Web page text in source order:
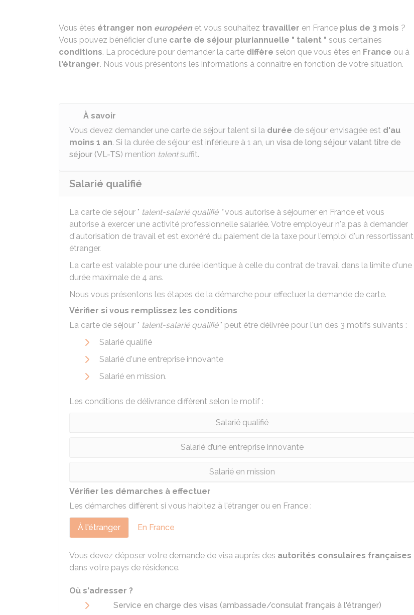
Vous êtes étranger non européenet vous souhaitez travailler en France plus de 3 mois ?
Vous pouvez bénéficier d'une carte de séjour pluriannuelle " talent " sous certaines
conditions. La procédure pour demander la carte diffère selon que vous êtes en France ou à
l'étranger. Nous vous présentons les informations à connaître en fonction de votre situation.
À savoir
Vous devez demander une carte de séjour talent si la durée de séjour envisagée est d'au
moins 1 an. Si la durée de séjour est inférieure à 1 an, un visa de long séjour valant titre de
séjour (VL-TS) mention talentsuffit.
Salarié qualifié
La carte de séjour " talent-salarié qualifié "vous autorise à séjourner en France et vous
autorise à exercer une activité professionnelle salariée. Votre employeur n'a pas à demander
d'autorisation de travail et est exonéré du paiement de la taxe pour l'emploi d'un ressortissant
étranger.
La carte est valable pour une durée identique à celle du contrat de travail dans la limite d'une
durée maximale de 4 ans.
Nous vous présentons les étapes de la démarche pour effectuer la demande de carte.
Vérifier si vous remplissez les conditions
La carte de séjour " talent-salarié qualifié " peut être délivrée pour l'un des 3 motifs suivants :
Salarié qualifié
Salarié d'une entreprise innovante
Salarié en mission.
Les conditions de délivrance diffèrent selon le motif :
Salarié qualifié
Salarié d’une entreprise innovante
Salarié en mission
Vérifier les démarches à effectuer
Les démarches diffèrent si vous habitez à l'étranger ou en France :
À l'étranger En France
Vous devez déposer votre demande de visa auprès des autorités consulaires françaises
dans votre pays de résidence.
Où s'adresser ?
Service en charge des visas (ambassade/consulat français à l'étranger)